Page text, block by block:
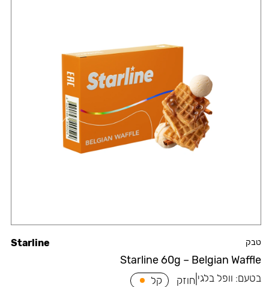
טבק
Starline 60g – Belgian Waffle
Starline
בטעם: וופל בלגי חוזק קל